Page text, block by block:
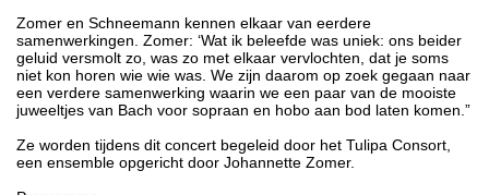
Zomer en Schneemann kennen elkaar van eerdere
samenwerkingen. Zomer: ‘Wat ik beleefde was uniek: ons beider
geluid versmolt zo, was zo met elkaar vervlochten, dat je soms
niet kon horen wie wie was. We zijn daarom op zoek gegaan naar
een verdere samenwerking waarin we een paar van de mooiste
juweeltjes van Bach voor sopraan en hobo aan bod laten komen.”
Ze worden tijdens dit concert begeleid door het Tulipa Consort,
een ensemble opgericht door Johannette Zomer.